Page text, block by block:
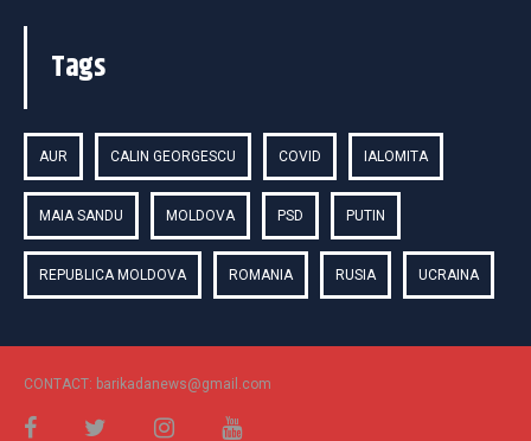
Tags
AUR CALIN GEORGESCU COVID IALOMITA
MAIA SANDU MOLDOVA PSD PUTIN
REPUBLICA MOLDOVA ROMANIA RUSIA UCRAINA
CONTACT: barikadanews@gmail.com